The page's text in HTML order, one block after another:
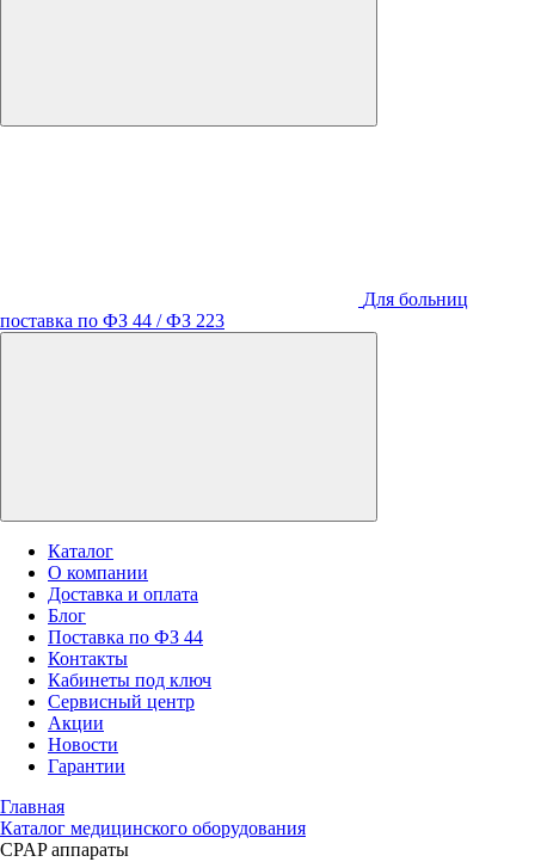
Для больниц
поставка по ФЗ 44 / ФЗ 223
Каталог
О компании
Доставка и оплата
Блог
Поставка по ФЗ 44
Контакты
Кабинеты под ключ
Сервисный центр
Акции
Новости
Гарантии
Главная
Каталог медицинского оборудования
CPAP аппараты